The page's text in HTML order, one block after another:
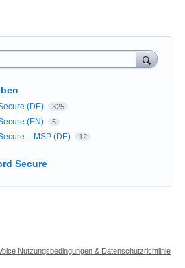
(DE) 325
(EN) 5
– MSP (DE) 12
Secure
Nutzungsbedingungen & Datenschutzrichtlinie